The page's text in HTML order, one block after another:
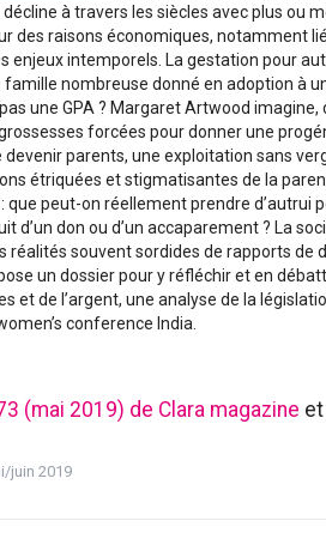
à travers les siècles avec plus ou
des raisons économiques, notamment
enjeux intemporels. La gestation pour
famille nombreuse donné en adoption à
une GPA ? Margaret Artwood
forcées pour donner une
parents, une exploitation sans
étriquées et stigmatisantes de la
peut-on réellement prendre d’autrui
d’un don ou d’un accaparement ? La
réalités souvent sordides de rapports de
un dossier pour y réfléchir et en
et de l’argent, une analyse de la
conference India.
(mai 2019) de Clara magazine
juin 2019